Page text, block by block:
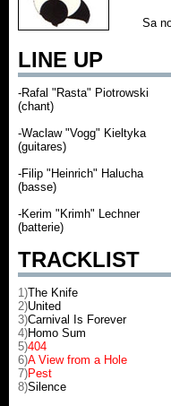
Sa
LINE UP
-Rafal "Rasta" Piotrowski
(chant)
-Waclaw "Vogg" Kieltyka
(guitares)
-Filip "Heinrich" Halucha
(basse)
-Kerim "Krimh" Lechner
(batterie)
TRACKLIST
1)The Knife
2)United
3)Carnival Is Forever
4)Homo Sum
5)404
6)A View from a Hole
7)Pest
8)Silence